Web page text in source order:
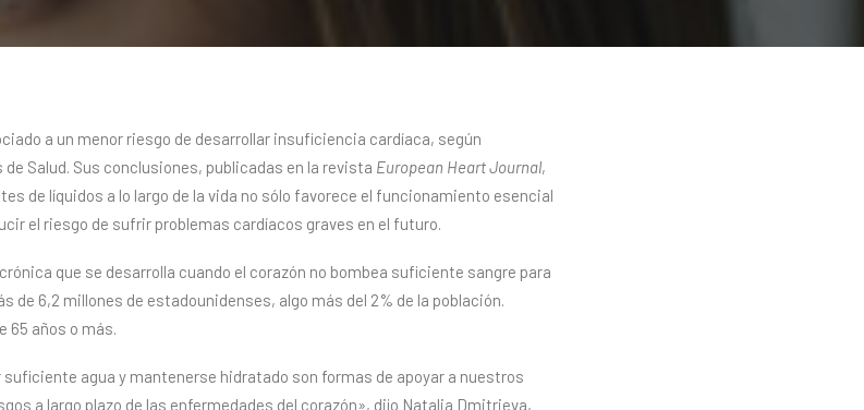
a un menor riesgo de desarrollar insuficiencia cardíaca, según
Salud. Sus conclusiones, publicadas en la revista European Heart Journal,
de líquidos a lo largo de la vida no sólo favorece el funcionamiento esencial
el riesgo de sufrir problemas cardíacos graves en el futuro.
que se desarrolla cuando el corazón no bombea suficiente sangre para
de 6,2 millones de estadounidenses, algo más del 2% de la población.
65 años o más.
suficiente agua y mantenerse hidratado son formas de apoyar a nuestros
a largo plazo de las enfermedades del corazón», dijo Natalia Dmitrieva,